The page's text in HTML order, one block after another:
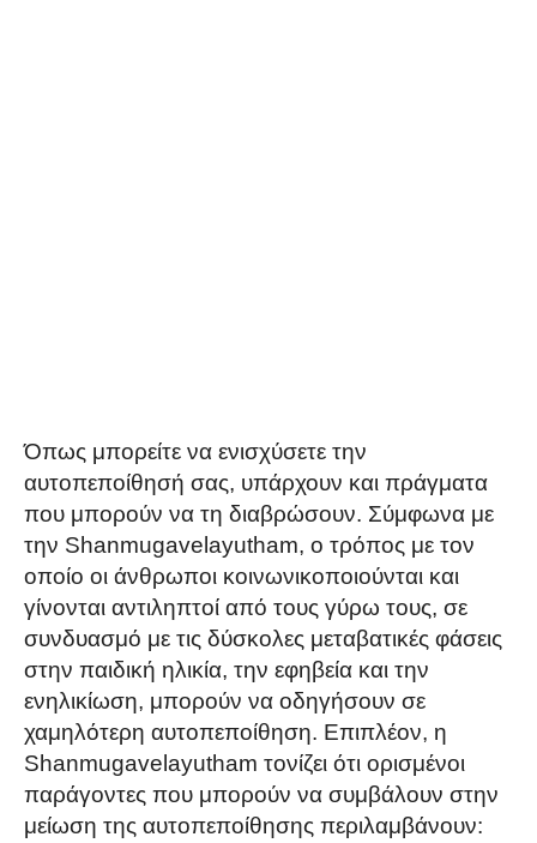
Όπως μπορείτε να ενισχύσετε την
αυτοπεποίθησή σας, υπάρχουν και πράγματα
που μπορούν να τη διαβρώσουν. Σύμφωνα με
την Shanmugavelayutham, ο τρόπος με τον
οποίο οι άνθρωποι κοινωνικοποιούνται και
γίνονται αντιληπτοί από τους γύρω τους, σε
συνδυασμό με τις δύσκολες μεταβατικές φάσεις
στην παιδική ηλικία, την εφηβεία και την
ενηλικίωση, μπορούν να οδηγήσουν σε
χαμηλότερη αυτοπεποίθηση. Επιπλέον, η
Shanmugavelayutham τονίζει ότι ορισμένοι
παράγοντες που μπορούν να συμβάλουν στην
μείωση της αυτοπεποίθησης περιλαμβάνουν: